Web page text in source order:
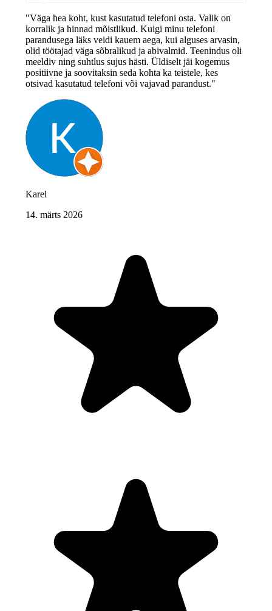
"Väga hea koht, kust kasutatud telefoni osta. Valik on
korralik ja hinnad mõistlikud. Kuigi minu telefoni
parandusega läks veidi kauem aega, kui alguses arvasin,
olid töötajad väga sõbralikud ja abivalmid. Teenindus oli
meeldiv ning suhtlus sujus hästi. Üldiselt jäi kogemus
positiivne ja soovitaksin seda kohta ka teistele, kes
otsivad kasutatud telefoni või vajavad parandust."
Karel
14. märts 2026